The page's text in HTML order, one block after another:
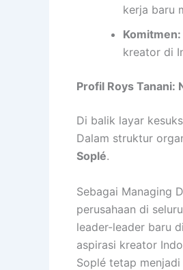
kerja baru
Komitmen:
kreator di
Profil Roys Tanani:
Di balik layar
Dalam struktur
Soplé.
Sebagai Managing
perusahaan di
leader-leader baru
aspirasi kreator
Soplé tetap